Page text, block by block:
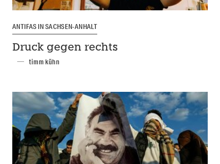
ANTIFAS IN SACHSEN-ANHALT
Druck gegen rechts
timm kühn